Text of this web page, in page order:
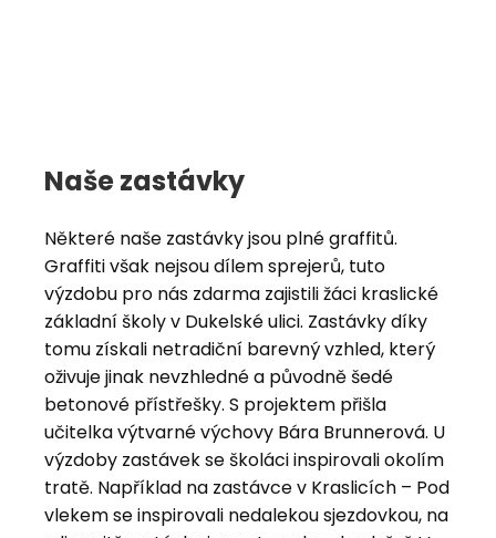
Naše zastávky
Některé naše zastávky jsou plné graffitů.
Graffiti však nejsou dílem sprejerů, tuto
výzdobu pro nás zdarma zajistili žáci kraslické
základní školy v Dukelské ulici. Zastávky díky
tomu získali netradiční barevný vzhled, který
oživuje jinak nevzhledné a původně šedé
betonové přístřešky. S projektem přišla
učitelka výtvarné výchovy Bára Brunnerová. U
výzdoby zastávek se školáci inspirovali okolím
tratě. Například na zastávce v Kraslicích – Pod
vlekem se inspirovali nedalekou sjezdovkou, na